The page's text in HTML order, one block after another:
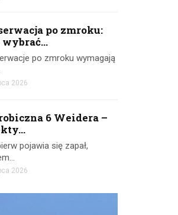
po zmroku:
po zmroku wymagają
2026
6 Weidera –
pojawia się zapał,
2026